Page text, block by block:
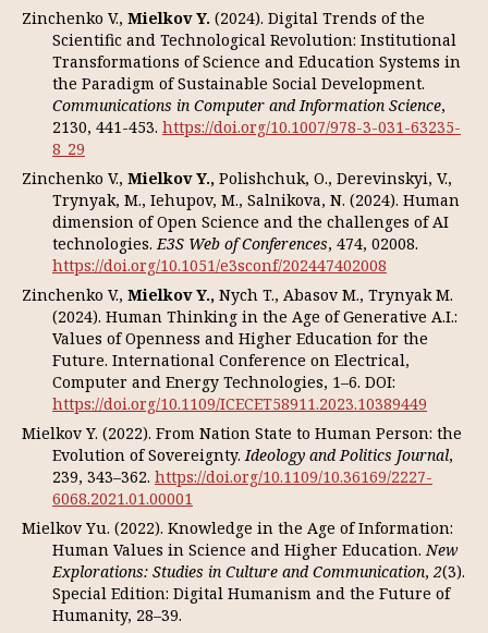
Zinchenko V., Mielkov Y. (2024). Digital Trends of the
Scientific and Technological Revolution: Institutional
Transformations of Science and Education Systems in
the Paradigm of Sustainable Social Development.
Communications in Computer and Information Science,
2130, 441-453. https://doi.org/10.1007/978-3-031-63235-
8_29
Zinchenko V., Mielkov Y., Polishchuk, O., Derevinskyi, V.,
Trynyak, M., Iehupov, M., Salnikova, N. (2024). Human
dimension of Open Science and the challenges of AI
technologies.E3S Web of Conferences, 474, 02008.
https://doi.org/10.1051/e3sconf/202447402008
Zinchenko V., Mielkov Y., Nych T., Abasov M., Trynyak M.
(2024). Human Thinking in the Age of Generative A.I.:
Values of Openness and Higher Education for the
Future. International Conference on Electrical,
Computer and Energy Technologies, 1–6. DOI:
https://doi.org/10.1109/ICECET58911.2023.10389449
Mielkov Y. (2022). From Nation State to Human Person: the
Evolution of Sovereignty.Ideology and Politics Journal,
239, 343–362. https://doi.org/10.1109/10.36169/2227-
6068.2021.01.00001
Mielkov Yu. (2022). Knowledge in the Age of Information:
Human Values in Science and Higher Education.New
Explorations: Studies in Culture and Communication,2(3).
Special Edition: Digital Humanism and the Future of
Humanity, 28–39.